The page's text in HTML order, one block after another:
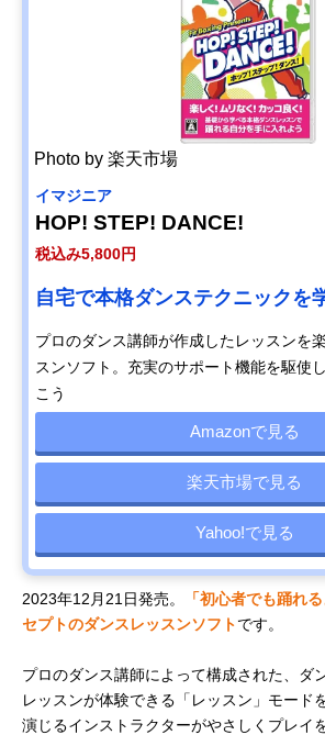
Photo by 楽天市場
イマジニア
HOP! STEP! DANCE!
税込み5,800円
自宅で本格ダンステクニックを
プロのダンス講師が作成したレッスンを
スンソフト。充実のサポート機能を駆使
こう
Amazonで見る
楽天市場で見る
Yahoo!で見る
2023年12月21日発売。
「初心者でも踊れ
セプトのダンスレッスンソフトです。
プロのダンス講師によって構成された、ダ
レッスンが体験できる「レッスン」モード
演じるインストラクターがやさしくプレイ